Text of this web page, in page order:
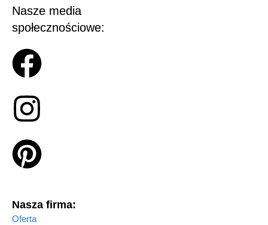
Nasze media
społecznościowe:
Nasza firma:
Oferta